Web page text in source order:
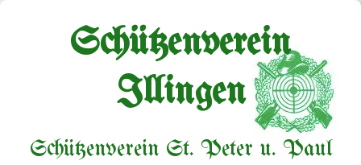
Schützenverein
Illingen
Schützenverein St. Peter u. Paul